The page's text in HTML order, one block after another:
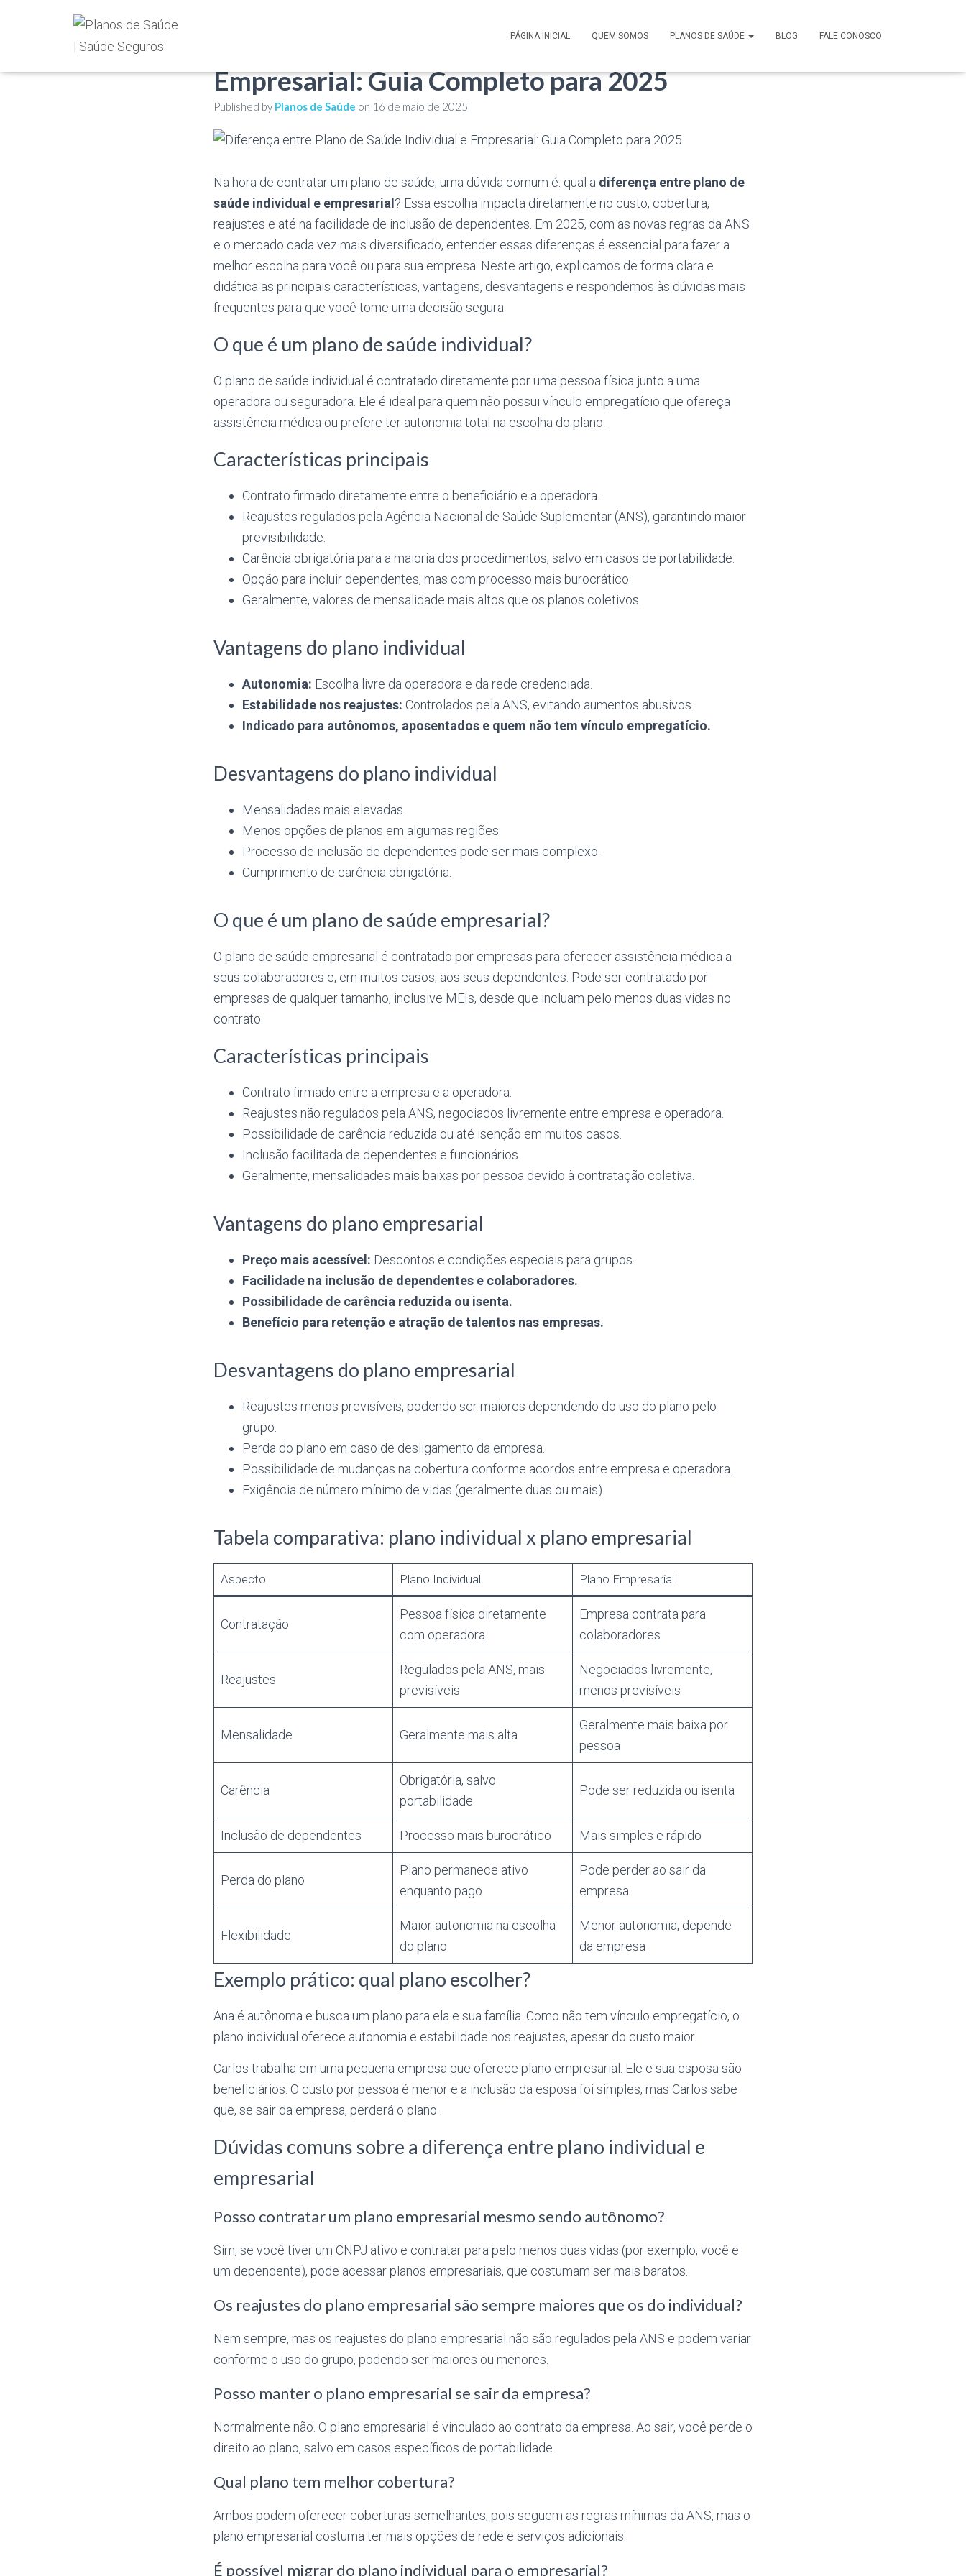
PÁGINA INICIAL QUEM SOMOS PLANOS DE SAÚDE BLOG FALE CONOSCO
Diferença entre Plano de Saúde Individual e
Empresarial: Guia Completo para 2025
Published by Planos de Saúde on 16 de maio de 2025
Na hora de contratar um plano de saúde, uma dúvida comum é: qual a diferença entre plano de
saúde individual e empresarial ? Essa escolha impacta diretamente no custo, cobertura,
reajustes e até na facilidade de inclusão de dependentes. Em 2025, com as novas regras da ANS
e o mercado cada vez mais diversificado, entender essas diferenças é essencial para fazer a
melhor escolha para você ou para sua empresa. Neste artigo, explicamos de forma clara e
didática as principais características, vantagens, desvantagens e respondemos às dúvidas mais
frequentes para que você tome uma decisão segura.
O que é um plano de saúde individual?
O plano de saúde individual é contratado diretamente por uma pessoa física junto a uma
operadora ou seguradora. Ele é ideal para quem não possui vínculo empregatício que ofereça
assistência médica ou prefere ter autonomia total na escolha do plano.
Características principais
Contrato firmado diretamente entre o beneficiário e a operadora.
Reajustes regulados pela Agência Nacional de Saúde Suplementar (ANS), garantindo maior
previsibilidade.
Carência obrigatória para a maioria dos procedimentos, salvo em casos de portabilidade.
Opção para incluir dependentes, mas com processo mais burocrático.
Geralmente, valores de mensalidade mais altos que os planos coletivos.
Vantagens do plano individual
Autonomia: Escolha livre da operadora e da rede credenciada.
Estabilidade nos reajustes: Controlados pela ANS, evitando aumentos abusivos.
Indicado para autônomos, aposentados e quem não tem vínculo empregatício.
Desvantagens do plano individual
Mensalidades mais elevadas.
Menos opções de planos em algumas regiões.
Processo de inclusão de dependentes pode ser mais complexo.
Cumprimento de carência obrigatória.
O que é um plano de saúde empresarial?
O plano de saúde empresarial é contratado por empresas para oferecer assistência médica a
seus colaboradores e, em muitos casos, aos seus dependentes. Pode ser contratado por
empresas de qualquer tamanho, inclusive MEIs, desde que incluam pelo menos duas vidas no
contrato.
Características principais
Contrato firmado entre a empresa e a operadora.
Reajustes não regulados pela ANS, negociados livremente entre empresa e operadora.
Possibilidade de carência reduzida ou até isenção em muitos casos.
Inclusão facilitada de dependentes e funcionários.
Geralmente, mensalidades mais baixas por pessoa devido à contratação coletiva.
Vantagens do plano empresarial
Preço mais acessível: Descontos e condições especiais para grupos.
Facilidade na inclusão de dependentes e colaboradores.
Possibilidade de carência reduzida ou isenta.
Benefício para retenção e atração de talentos nas empresas.
Desvantagens do plano empresarial
Reajustes menos previsíveis, podendo ser maiores dependendo do uso do plano pelo
grupo.
Perda do plano em caso de desligamento da empresa.
Possibilidade de mudanças na cobertura conforme acordos entre empresa e operadora.
Exigência de número mínimo de vidas (geralmente duas ou mais).
Tabela comparativa: plano individual x plano empresarial
Aspecto Plano Individual Plano Empresarial
Contratação
Pessoa física diretamente
com operadora
Empresa contrata para
colaboradores
Reajustes
Regulados pela ANS, mais
previsíveis
Negociados livremente,
menos previsíveis
Mensalidade Geralmente mais alta
Geralmente mais baixa por
pessoa
Carência
Obrigatória, salvo
portabilidade
Pode ser reduzida ou isenta
Inclusão de dependentes Processo mais burocrático Mais simples e rápido
Perda do plano
Plano permanece ativo
enquanto pago
Pode perder ao sair da
empresa
Flexibilidade
Maior autonomia na escolha
do plano
Menor autonomia, depende
da empresa
Exemplo prático: qual plano escolher?
Ana é autônoma e busca um plano para ela e sua família. Como não tem vínculo empregatício, o
plano individual oferece autonomia e estabilidade nos reajustes, apesar do custo maior.
Carlos trabalha em uma pequena empresa que oferece plano empresarial. Ele e sua esposa são
beneficiários. O custo por pessoa é menor e a inclusão da esposa foi simples, mas Carlos sabe
que, se sair da empresa, perderá o plano.
Dúvidas comuns sobre a diferença entre plano individual e
empresarial
Posso contratar um plano empresarial mesmo sendo autônomo?
Sim, se você tiver um CNPJ ativo e contratar para pelo menos duas vidas (por exemplo, você e
um dependente), pode acessar planos empresariais, que costumam ser mais baratos.
Os reajustes do plano empresarial são sempre maiores que os do individual?
Nem sempre, mas os reajustes do plano empresarial não são regulados pela ANS e podem variar
conforme o uso do grupo, podendo ser maiores ou menores.
Posso manter o plano empresarial se sair da empresa?
Normalmente não. O plano empresarial é vinculado ao contrato da empresa. Ao sair, você perde o
direito ao plano, salvo em casos específicos de portabilidade.
Qual plano tem melhor cobertura?
Ambos podem oferecer coberturas semelhantes, pois seguem as regras mínimas da ANS, mas o
plano empresarial costuma ter mais opções de rede e serviços adicionais.
É possível migrar do plano individual para o empresarial?